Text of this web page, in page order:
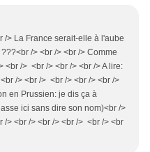
/> La France serait-elle à l'aube
/> <br /> <br /> Comme
<br /> <br /> <br /> <br /> A lire:
/> <br /> <br /> <br /> <br />
en Prussien: je dis ça à
ici sans dire son nom)<br />
/> <br /> <br /> <br /> <br /> <br